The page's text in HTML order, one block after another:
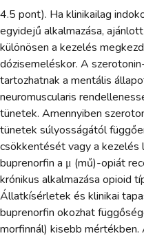
4.5 pont). Ha klinikailag
egyidejű alkalmazása,
különösen a kezelés
dózisemeléskor. A
tartozhatnak a mentális
neuromuscularis
tünetek. Amennyiben
tünetek súlyosságától
csökkentését vagy a kezelés
buprenorfin a μ (mű)-opiát
krónikus alkalmazása opioid
Állatkísérletek és klinikai
buprenorfin okozhat
morfinnál) kisebb